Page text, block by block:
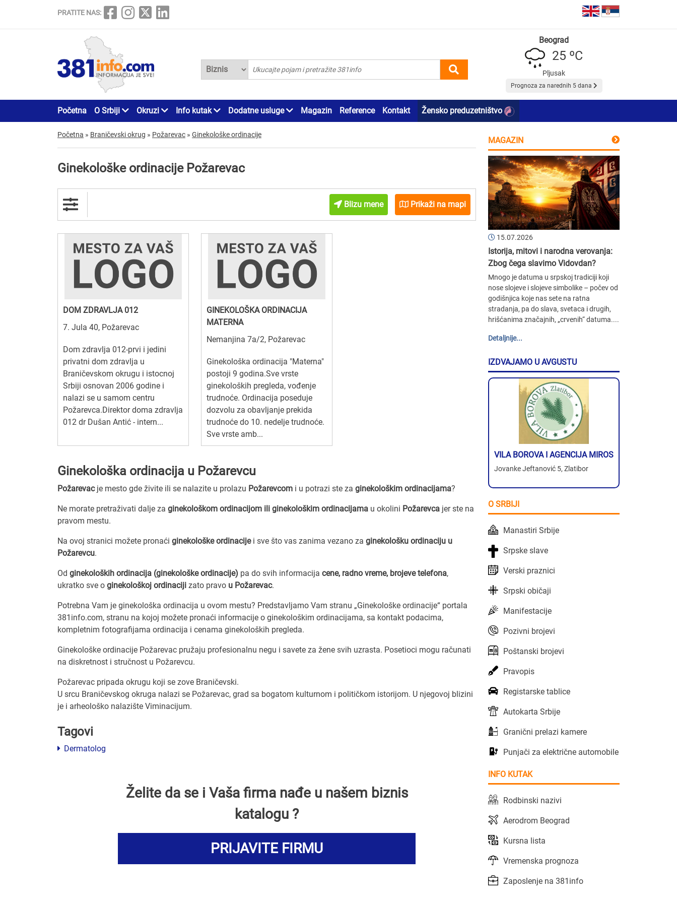
PRATITE NAS:
Beograd
25 ºC
Pljusak
Prognoza za narednih 5 dana
Početna O Srbiji Okruzi Info kutak Dodatne usluge Magazin Reference Kontakt Žensko preduzetništvo
Početna » Braničevski okrug » Požarevac » Ginekološke ordinacije
Ginekološke ordinacije Požarevac
Blizu mene Prikaži na mapi
DOM ZDRAVLJA 012
7. Jula 40, Požarevac
Dom zdravlja 012-prvi i jedini
privatni dom zdravlja u
Braničevskom okrugu i istocnoj
Srbiji osnovan 2006 godine i
nalazi se u samom centru
Požarevca.Direktor doma zdravlja
012 dr Dušan Antić - intern...
GINEKOLOŠKA ORDINACIJA
MATERNA
Nemanjina 7a/2, Požarevac
Ginekološka ordinacija "Materna"
postoji 9 godina.Sve vrste
ginekoloških pregleda, vođenje
trudnoće. Ordinacija poseduje
dozvolu za obavljanje prekida
trudnoće do 10. nedelje trudnoće.
Sve vrste amb...
Ginekološka ordinacija u Požarevcu
Požarevacje mesto gde živite ili se nalazite u prolazu Požarevcom i u potrazi ste za ginekološkim ordinacijama?
Ne morate pretraživati dalje za ginekološkom ordinacijom ili ginekološkim ordinacijama u okolini Požarevca jer ste na
pravom mestu.
Na ovoj stranici možete pronaći ginekološke ordinacijei sve što vas zanima vezano za ginekološku ordinaciju u
Požarevcu.
Od ginekoloških ordinacija (ginekološke ordinacije) pa do svih informacija cene, radno vreme, brojeve telefona,
ukratko sve o ginekološkoj ordinaciji zato pravo u Požarevac.
Potrebna Vam je ginekološka ordinacija u ovom mestu? Predstavljamo Vam stranu „Ginekološke ordinacije“ portala
381info.com, stranu na kojoj možete pronaći informacije o ginekološkim ordinacijama, sa kontakt podacima,
kompletnim fotografijama ordinacija i cenama ginekoloških pregleda.
Ginekološke ordinacije Požarevac pružaju profesionalnu negu i savete za žene svih uzrasta. Posetioci mogu računati
na diskretnost i stručnost u Požarevcu.
Požarevac pripada okrugu koji se zove Braničevski.
U srcu Braničevskog okruga nalazi se Požarevac, grad sa bogatom kulturnom i političkom istorijom. U njegovoj blizini
je i arheološko nalazište Viminacijum.
Tagovi
Dermatolog
Želite da se i Vaša firma nađe u našem biznis
katalogu ?
PRIJAVITE FIRMU
MAGAZIN
15.07.2026
Istorija, mitovi i narodna verovanja:
Zbog čega slavimo Vidovdan?
Mnogo je datuma u srpskoj tradiciji koji
nose slojeve i slojeve simbolike – počev od
godišnjica koje nas sete na ratna
stradanja, pa do slava, svetaca i drugih,
hrišćanima značajnih, „crvenih“ datuma....
Detaljnije...
IZDVAJAMO U AVGUSTU
VILA BOROVA I AGENCIJA MIROS
Jovanke Jeftanović 5, Zlatibor
O SRBIJI
Manastiri Srbije
Srpske slave
Verski praznici
Srpski običaji
Manifestacije
Pozivni brojevi
Poštanski brojevi
Pravopis
Registarske tablice
Autokarta Srbije
Granični prelazi kamere
Punjači za električne automobile
INFO KUTAK
Rodbinski nazivi
Aerodrom Beograd
Kursna lista
Vremenska prognoza
Zaposlenje na 381info